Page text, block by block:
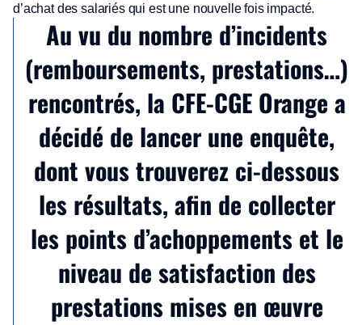
d’achat des salariés qui est une nouvelle fois impacté.
Au vu du nombre d’incidents
(remboursements, prestations…)
rencontrés, la CFE-CGE Orange a
décidé de lancer une enquête,
dont vous trouverez ci-dessous
les résultats, afin de collecter
les points d’achoppements et le
niveau de satisfaction des
prestations mises en œuvre